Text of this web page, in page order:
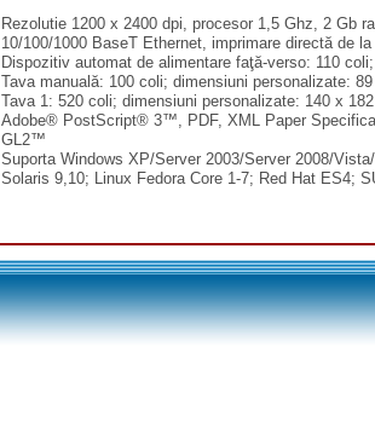
Rezolutie 1200 x 2400 dpi, procesor 1,5 Ghz, 2 Gb
10/100/1000 BaseT Ethernet, imprimare directă de
Dispozitiv automat de alimentare faţă-verso: 110
Tava manuală: 100 coli; dimensiuni personalizate:
Tava 1: 520 coli; dimensiuni personalizate: 140 x
Adobe® PostScript® 3™, PDF, XML Paper
GL2™
Suporta Windows XP/Server 2003/Server 2008/
Solaris 9,10; Linux Fedora Core 1-7; Red Hat ES4;